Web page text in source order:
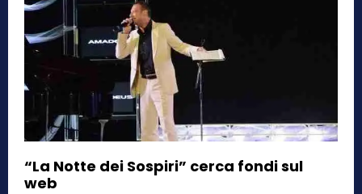
“La Notte dei Sospiri” cerca fondi sul
web